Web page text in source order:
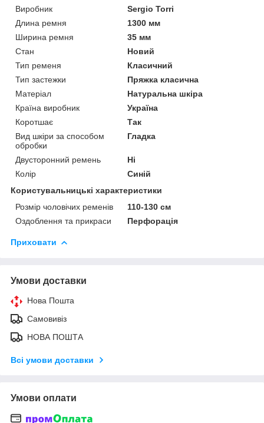
Виробник
Sergio Torri
Длина ремня
1300 мм
Ширина ремня
35 мм
Стан
Новий
Тип ременя
Класичний
Тип застежки
Пряжка класична
Матеріал
Натуральна шкіра
Країна виробник
Україна
Коротшає
Так
Вид шкіри за способом
обробки
Гладка
Двусторонний ремень
Ні
Колір
Синій
Користувальницькі характеристики
Розмір чоловічих ременів
110-130 см
Оздоблення та прикраси
Перфорація
Приховати
Умови доставки
Нова Пошта
Самовивіз
НОВА ПОШТА
Всі умови доставки
Умови оплати